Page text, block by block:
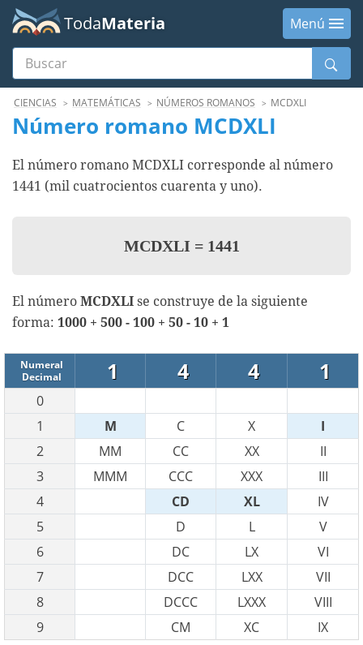
TodaMateria
Menú
Buscar
MenúCIENCIAS MATEMÁTICAS NÚMEROS ROMANOS MCDXLI
Número romano MCDXLI
El número romano MCDXLI corresponde al número
1441 (mil cuatrocientos cuarenta y uno).
MCDXLI =1441
El número MCDXLI se construye de la siguiente
forma: 1000 + 500 - 100 + 50 - 10 + 1
Numeral
Decimal
1 4 4 1
0
1
M C X
I
2
MM CC XX
II
3
MMM CCC XXX
III
4
CD XL
IV
5
D L
V
6
DC LX
VI
7
DCC LXX
VII
8
DCCC LXXX
VIII
9
CM XC IX